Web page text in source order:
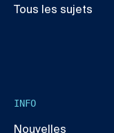
Tous les sujets
INFO
Nouvelles